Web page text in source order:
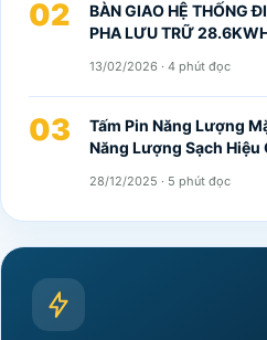
02
BÀN GIAO HỆ THỐNG
PHA LƯU TRỮ
13/02/2026 · 4 phút đọc
03
Tấm Pin Năng Lượng
Năng Lượng Sạch Hiệu
28/12/2025 · 5 phút đọc